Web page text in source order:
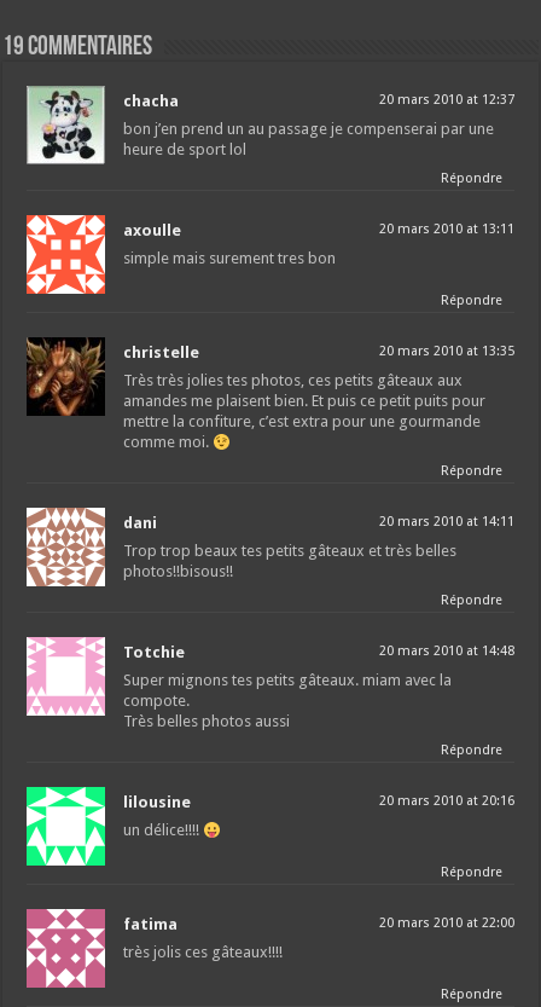
19 commentaires
chacha 20 mars 2010 at 12:37
bon j’en prend un au passage je compenserai par une
heure de sport lol
Répondre
axoulle 20 mars 2010 at 13:11
simple mais surement tres bon
Répondre
christelle 20 mars 2010 at 13:35
Très très jolies tes photos, ces petits gâteaux aux
amandes me plaisent bien. Et puis ce petit puits pour
mettre la confiture, c’est extra pour une gourmande
comme moi.
Répondre
dani 20 mars 2010 at 14:11
Trop trop beaux tes petits gâteaux et très belles
photos!!bisous!!
Répondre
Totchie 20 mars 2010 at 14:48
Super mignons tes petits gâteaux. miam avec la
compote.
Très belles photos aussi
Répondre
lilousine 20 mars 2010 at 20:16
un délice!!!!
Répondre
fatima 20 mars 2010 at 22:00
très jolis ces gâteaux!!!!
Répondre